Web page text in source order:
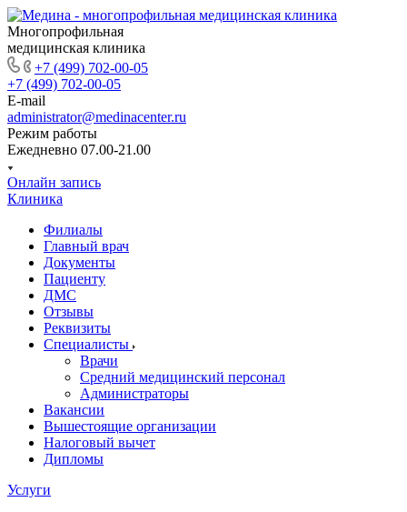
Многопрофильная
медицинская клиника
+7 (499) 702-00-05
+7 (499) 702-00-05
E-mail
administrator@medinacenter.ru
Режим работы
Ежедневно 07.00-21.00
Онлайн запись
Клиника
Филиалы
Главный врач
Документы
Пациенту
ДМС
Отзывы
Реквизиты
Специалисты
Врачи
Средний медицинский персонал
Администраторы
Вакансии
Вышестоящие организации
Налоговый вычет
Дипломы
Услуги